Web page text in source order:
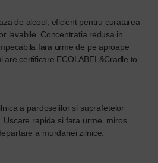
de alcool, eficient pentru curatarea
lavabile. Concentratia redusa in
fara urme de pe aproape
are certificare ECOLABEL&Cradle to
a pardoselilor si suprafetelor
Uscare rapida si fara urme, miros
a murdariei zilnice.